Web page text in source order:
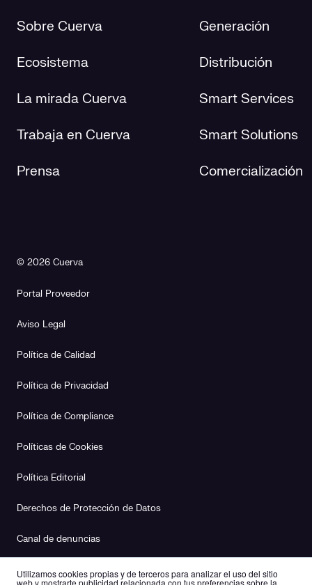
Utilizamos cookies propias y de terceros para analizar el uso del sitio
web y mostrarte publicidad relacionada con tus preferencias sobre la
Sobre Cuerva
Ecosistema
La mirada Cuerva
Trabaja en Cuerva
Prensa
Generación
Distribución
Smart Services
Smart Solutions
Comercialización
© 2026 Cuerva
Portal Proveedor
Aviso Legal
Política de Calidad
Política de Privacidad
Política de Compliance
Políticas de Cookies
Política Editorial
Derechos de Protección de Datos
Canal de denuncias
Plan de Igualdad